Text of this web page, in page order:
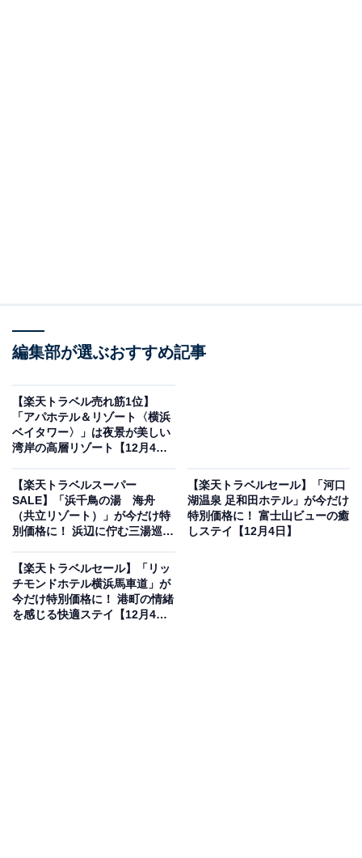
画像出典：楽天トラベル
「美作三湯 湯郷温泉 湯郷グランドホテル」は現在特
別価格で宿泊可能です。
楽天トラベルでホテルを見る
編集部が選ぶおすすめ記事
【楽天トラベル売れ筋1位】
「アパホテル＆リゾート〈横浜
ベイタワー〉」は夜景が美しい
湾岸の高層リゾート【12月4
【楽天トラベルスーパー
SALE】「浜千鳥の湯 海舟
（共立リゾート）」が今だけ特
別価格に！ 浜辺に佇む三湯巡り
【楽天トラベルセール】「河口
湖温泉 足和田ホテル」が今だけ
特別価格に！ 富士山ビューの癒
しステイ【12月4日】
【楽天トラベルセール】「リッ
チモンドホテル横浜馬車道」が
今だけ特別価格に！ 港町の情緒
を感じる快適ステイ【12月4